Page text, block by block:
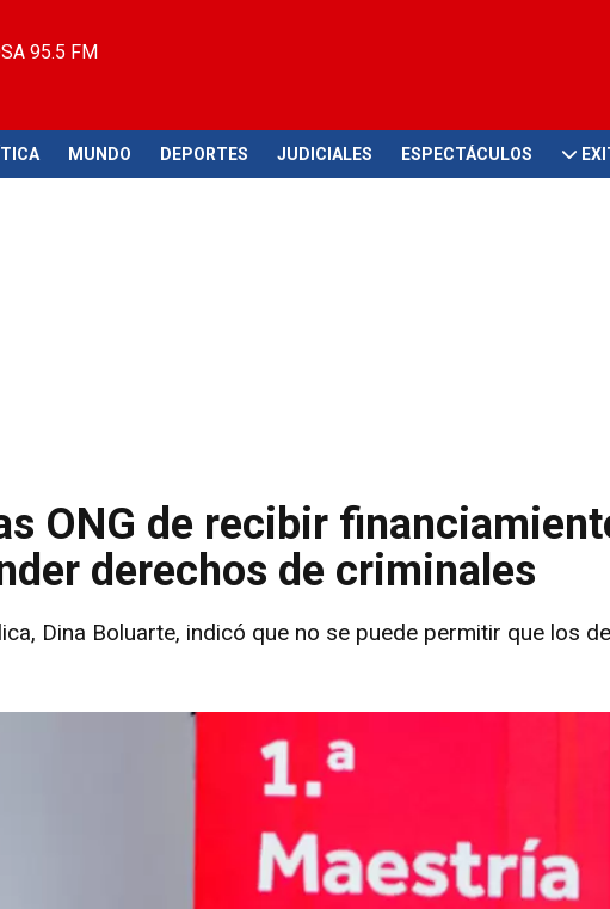
95.5 FM
MUNDO DEPORTES JUDICIALES ESPECTÁCULOS
ONG de recibir
derechos de criminales
Dina Boluarte, indicó que no se puede permitir que los